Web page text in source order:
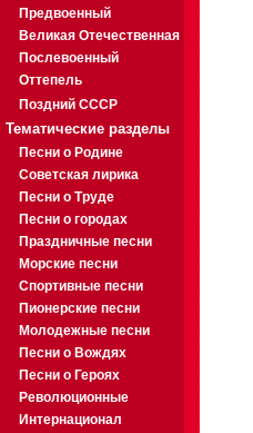
Предвоенный
Великая Отечественная
Послевоенный
Оттепель
Поздний СССР
Тематические разделы
Песни о Родине
Советская лирика
Песни о Труде
Песни о городах
Праздничные песни
Морские песни
Спортивные песни
Пионерские песни
Молодежные песни
Песни о Вождях
Песни о Героях
Революционные
Интернационал